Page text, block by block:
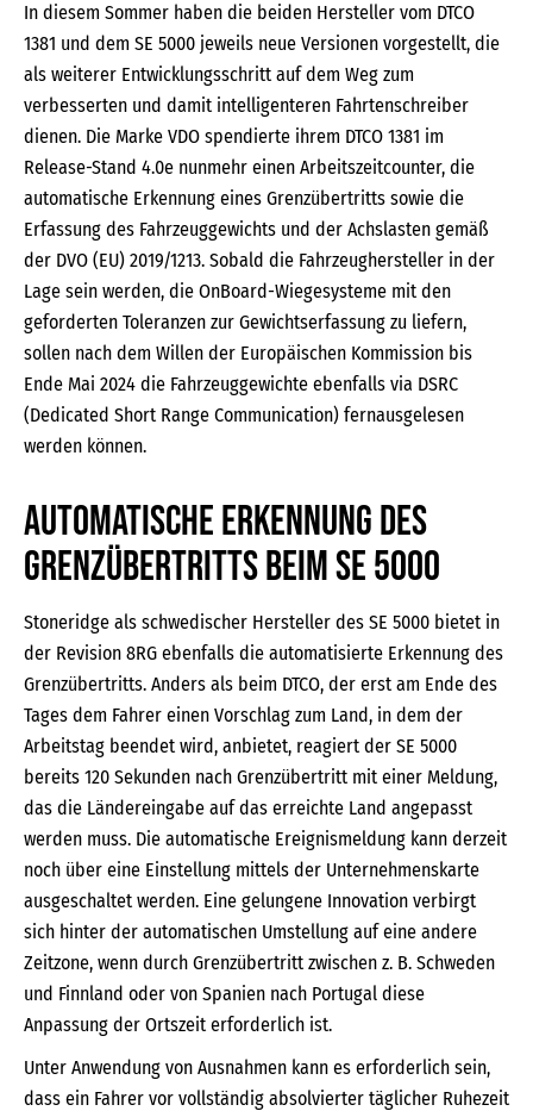
In diesem Sommer haben die beiden Hersteller vom DTCO
1381 und dem SE 5000 jeweils neue Versionen vorgestellt, die
als weiterer Entwicklungsschritt auf dem Weg zum
verbesserten und damit intelligenteren Fahrtenschreiber
dienen. Die Marke VDO spendierte ihrem DTCO 1381 im
Release-Stand 4.0e nunmehr einen Arbeitszeitcounter, die
automatische Erkennung eines Grenzübertritts sowie die
Erfassung des Fahrzeuggewichts und der Achslasten gemäß
der DVO (EU) 2019/1213. Sobald die Fahrzeughersteller in der
Lage sein werden, die OnBoard-Wiegesysteme mit den
geforderten Toleranzen zur Gewichtserfassung zu liefern,
sollen nach dem Willen der Europäischen Kommission bis
Ende Mai 2024 die Fahrzeuggewichte ebenfalls via DSRC
(Dedicated Short Range Communication) fernausgelesen
werden können.
Automatische Erkennung des
Grenzübertritts beim SE 5000
Stoneridge als schwedischer Hersteller des SE 5000 bietet in
der Revision 8RG ebenfalls die automatisierte Erkennung des
Grenzübertritts. Anders als beim DTCO, der erst am Ende des
Tages dem Fahrer einen Vorschlag zum Land, in dem der
Arbeitstag beendet wird, anbietet, reagiert der SE 5000
bereits 120 Sekunden nach Grenzübertritt mit einer Meldung,
das die Ländereingabe auf das erreichte Land angepasst
werden muss. Die automatische Ereignismeldung kann derzeit
noch über eine Einstellung mittels der Unternehmenskarte
ausgeschaltet werden. Eine gelungene Innovation verbirgt
sich hinter der automatischen Umstellung auf eine andere
Zeitzone, wenn durch Grenzübertritt zwischen z. B. Schweden
und Finnland oder von Spanien nach Portugal diese
Anpassung der Ortszeit erforderlich ist.
Unter Anwendung von Ausnahmen kann es erforderlich sein,
dass ein Fahrer vor vollständig absolvierter täglicher Ruhezeit